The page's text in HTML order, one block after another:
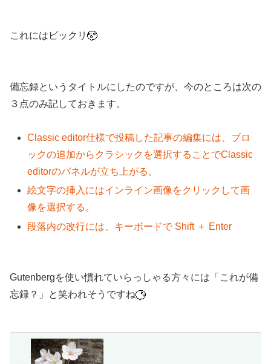
これにはビックリ
備忘録というタイトルにしたのですが、今のところは次の
３点のみ記しておきます。
Classic editor仕様で投稿した記事の編集には、ブロ
ックの追加からクラシックを選択することでClassic
editorのパネルが立ち上がる。
絵文字の挿入にはインライン画像をクリックして画
像を選択する。
段落内の改行には、キーボードで Shift ＋ Enter
Gutenbergを使い慣れていらっしゃる方々には「これが備
忘録？」と笑われそうですね